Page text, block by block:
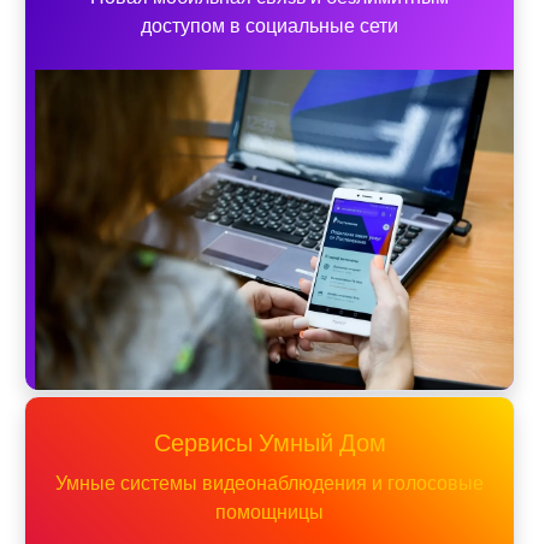
доступом в социальные сети
Сервисы Умный Дом
Умные системы видеонаблюдения и голосовые
помощницы